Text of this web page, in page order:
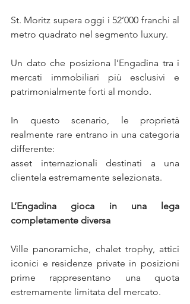
St. Moritz supera oggi i 52’000 franchi al
metro quadrato nel segmento luxury.
Un dato che posiziona l’Engadina tra i
mercati immobiliari più esclusivi e
patrimonialmente forti al mondo.
In questo scenario, le proprietà
realmente rare entrano in una categoria
differente:
asset internazionali destinati a una
clientela estremamente selezionata.
L’Engadina gioca in una lega
completamente diversa
Ville panoramiche, chalet trophy, attici
iconici e residenze private in posizioni
prime rappresentano una quota
estremamente limitata del mercato.